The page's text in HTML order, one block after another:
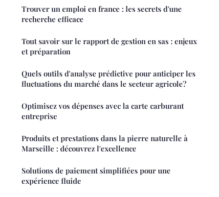
Trouver un emploi en france : les secrets d'une
recherche efficace
Tout savoir sur le rapport de gestion en sas : enjeux
et préparation
Quels outils d'analyse prédictive pour anticiper les
fluctuations du marché dans le secteur agricole?
Optimisez vos dépenses avec la carte carburant
entreprise
Produits et prestations dans la pierre naturelle à
Marseille : découvrez l'excellence
Solutions de paiement simplifiées pour une
expérience fluide